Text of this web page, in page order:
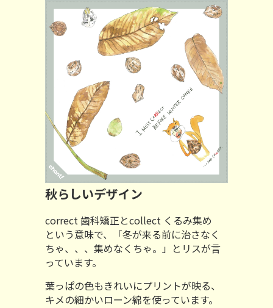
秋らしいデザイン
correct 歯科矯正とcollect くるみ集め
という意味で、「冬が来る前に治さなく
ちゃ、、、集めなくちゃ。」とリスが言
っています。
葉っぱの色もきれいにプリントが映る、
キメの細かいローン綿を使っています。